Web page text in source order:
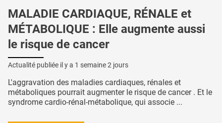
MALADIE CARDIAQUE, RÉNALE et
MÉTABOLIQUE : Elle augmente aussi
le risque de cancer
Actualité publiée il y a 1 semaine 2 jours
L'aggravation des maladies cardiaques, rénales et
métaboliques pourrait augmenter le risque de cancer . Et le
syndrome cardio-rénal-métabolique, qui associe ...